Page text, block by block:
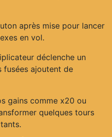
après mise pour lancer
en vol.
déclenche un
fusées ajoutent de
gains comme x20 ou
quelques tours